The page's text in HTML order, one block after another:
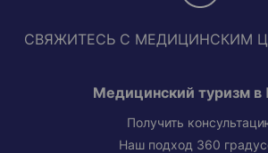
СВЯЖИТЕСЬ С МЕДИЦИНСКИМ
Медицинский туризм
Получить
Наш подход 360